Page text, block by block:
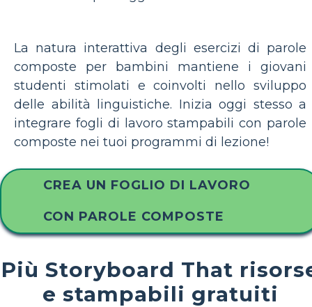
La natura interattiva degli esercizi di parole
composte per bambini mantiene i giovani
studenti stimolati e coinvolti nello sviluppo
delle abilità linguistiche. Inizia oggi stesso a
integrare fogli di lavoro stampabili con parole
composte nei tuoi programmi di lezione!
CREA UN FOGLIO DI LAVORO
CON PAROLE COMPOSTE
Più Storyboard That
e stampabili gratuiti